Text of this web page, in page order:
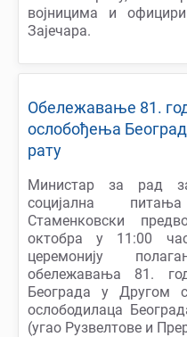
војницима и
Зајечара.
Обележавање 81.
ослобођења
рату
Министар за рад
социјална
Стаменковски
октобра у 11:00
церемонију
обележавања 81.
Београда у Другом
ослободилаца
(угао Рузвелтове и